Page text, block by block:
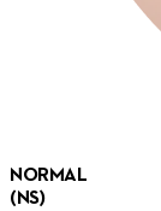
NORMAL
(NS)